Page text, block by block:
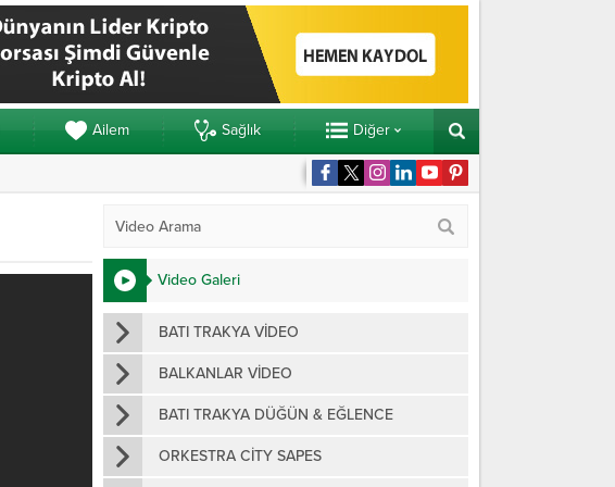
Ailem Sağlık Diğer
Video Galeri
BATI TRAKYA VIDEO
BALKANLAR VIDEO
BATI TRAKYA DÜĞÜN & EĞLENCE
ORKESTRA CITY SAPES